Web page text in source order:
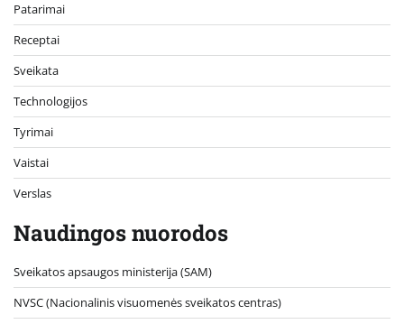
Patarimai
Receptai
Sveikata
Technologijos
Tyrimai
Vaistai
Verslas
Naudingos nuorodos
Sveikatos apsaugos ministerija (SAM)
NVSC (Nacionalinis visuomenės sveikatos centras)